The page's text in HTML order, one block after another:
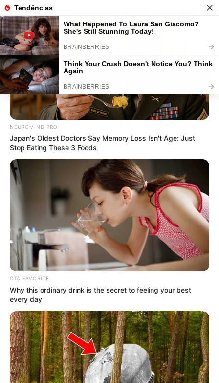
22 Moldes Chapéu de Bruxa para
Baixar e Imprimir Grátis
Garotas
Nerds
NEUROMIND PRO
Japan's Oldest Doctors Say Memory Loss Isn't Age: Just
Stop Eating These 3 Foods
CTA FAVORITE
Why this ordinary drink is the secret to feeling your best
every day